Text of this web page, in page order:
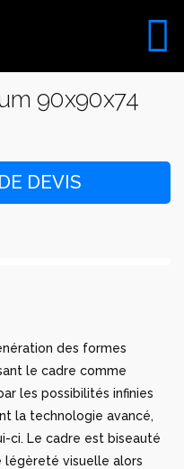
90x90x74
DEVIS
des formes
le cadre comme
les possibilités infinies
la technologie avancé,
ci. Le cadre est biseauté
légèreté visuelle alors